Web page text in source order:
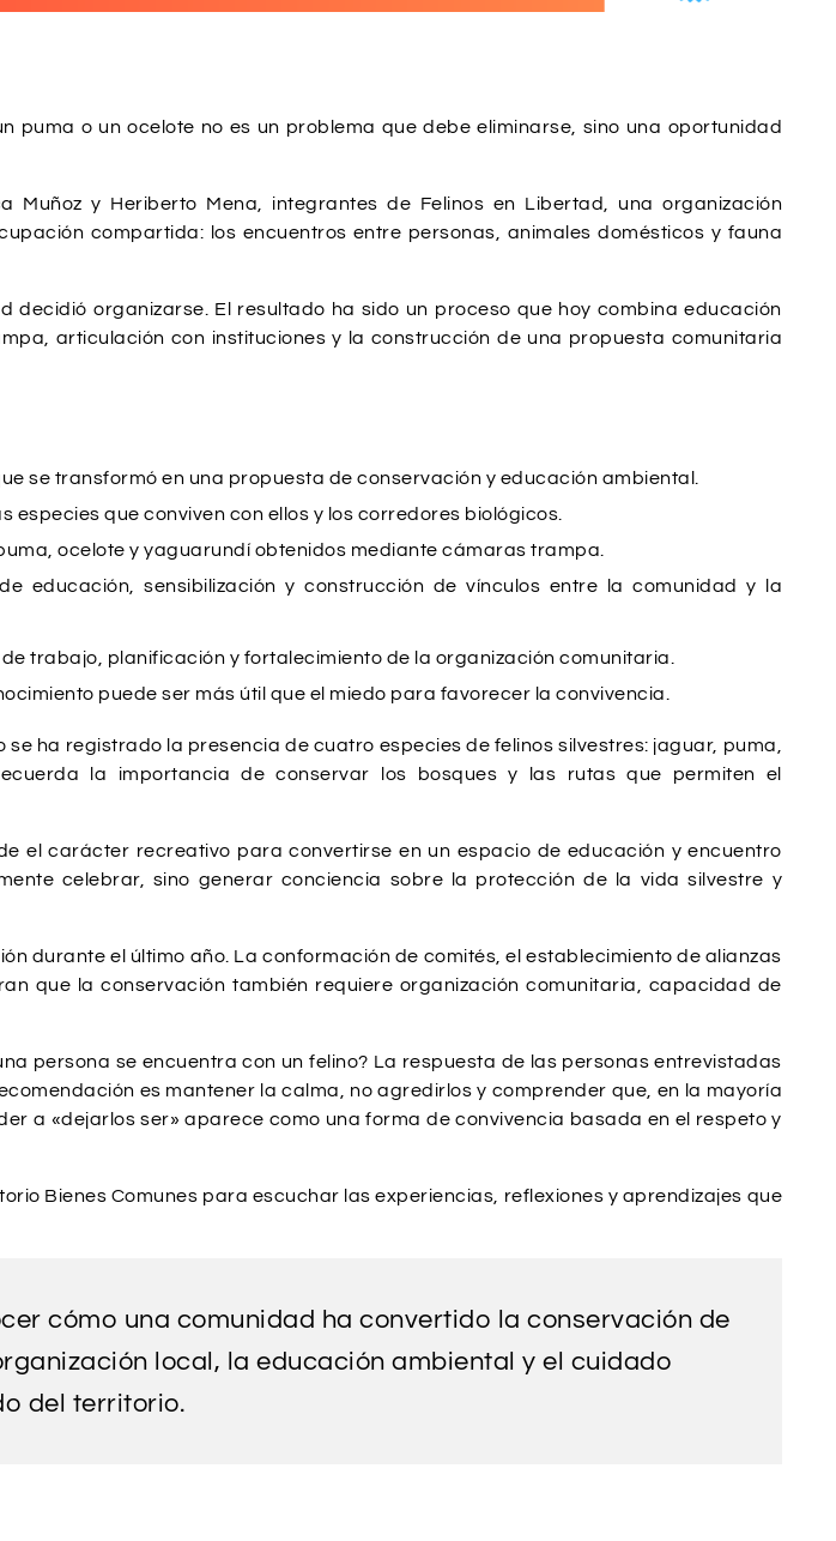
o un ocelote no es un problema que debe eliminarse, sino una oportunidad
y Heriberto Mena, integrantes de Felinos en Libertad, una organización
compartida: los encuentros entre personas, animales domésticos y fauna
organizarse. El resultado ha sido un proceso que hoy combina educación
articulación con instituciones y la construcción de una propuesta comunitaria
se transformó en una propuesta de conservación y educación ambiental.
que conviven con ellos y los corredores biológicos.
ocelote y yaguarundí obtenidos mediante cámaras trampa.
educación, sensibilización y construcción de vínculos entre la comunidad y la
trabajo, planificación y fortalecimiento de la organización comunitaria.
puede ser más útil que el miedo para favorecer la convivencia.
ha registrado la presencia de cuatro especies de felinos silvestres: jaguar, puma,
la importancia de conservar los bosques y las rutas que permiten el
el carácter recreativo para convertirse en un espacio de educación y encuentro
celebrar, sino generar conciencia sobre la protección de la vida silvestre y
durante el último año. La conformación de comités, el establecimiento de alianzas
que la conservación también requiere organización comunitaria, capacidad de
persona se encuentra con un felino? La respuesta de las personas entrevistadas
es mantener la calma, no agredirlos y comprender que, en la mayoría
a «dejarlos ser» aparece como una forma de convivencia basada en el respeto y
Bienes Comunes para escuchar las experiencias, reflexiones y aprendizajes que
cómo una comunidad ha convertido la conservación de
local, la educación ambiental y el cuidado
del territorio.